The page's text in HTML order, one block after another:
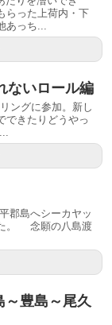
らった上荷内・下
っち...
ないロール編
ングに参加。新し
できたりどうやっ
郡島へシーカヤッ
。 念願の八島渡
～豊島～尾久